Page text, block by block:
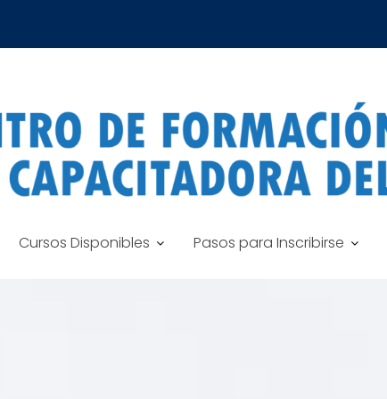
Cursos Disponibles Pasos para Inscribirse